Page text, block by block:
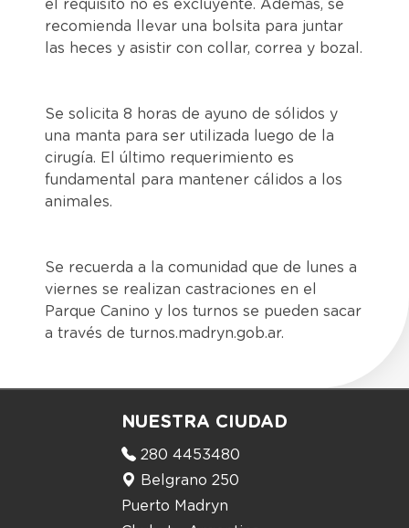
el requisito no es excluyente. Además, se
recomienda llevar una bolsita para juntar
las heces y asistir con collar, correa y bozal.
Se solicita 8 horas de ayuno de sólidos y
una manta para ser utilizada luego de la
cirugía. El último requerimiento es
fundamental para mantener cálidos a los
animales.
Se recuerda a la comunidad que de lunes a
viernes se realizan castraciones en el
Parque Canino y los turnos se pueden sacar
a través de turnos.madryn.gob.ar.
NUESTRA CIUDAD
280 4453480
Belgrano 250
Puerto Madryn